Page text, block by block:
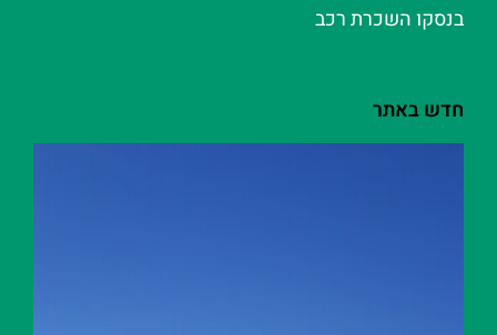
בנסקו השכרת רכב
חדש באתר